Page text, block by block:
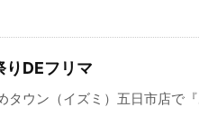
りDEフリマ
タウン（イズミ）五日市店で